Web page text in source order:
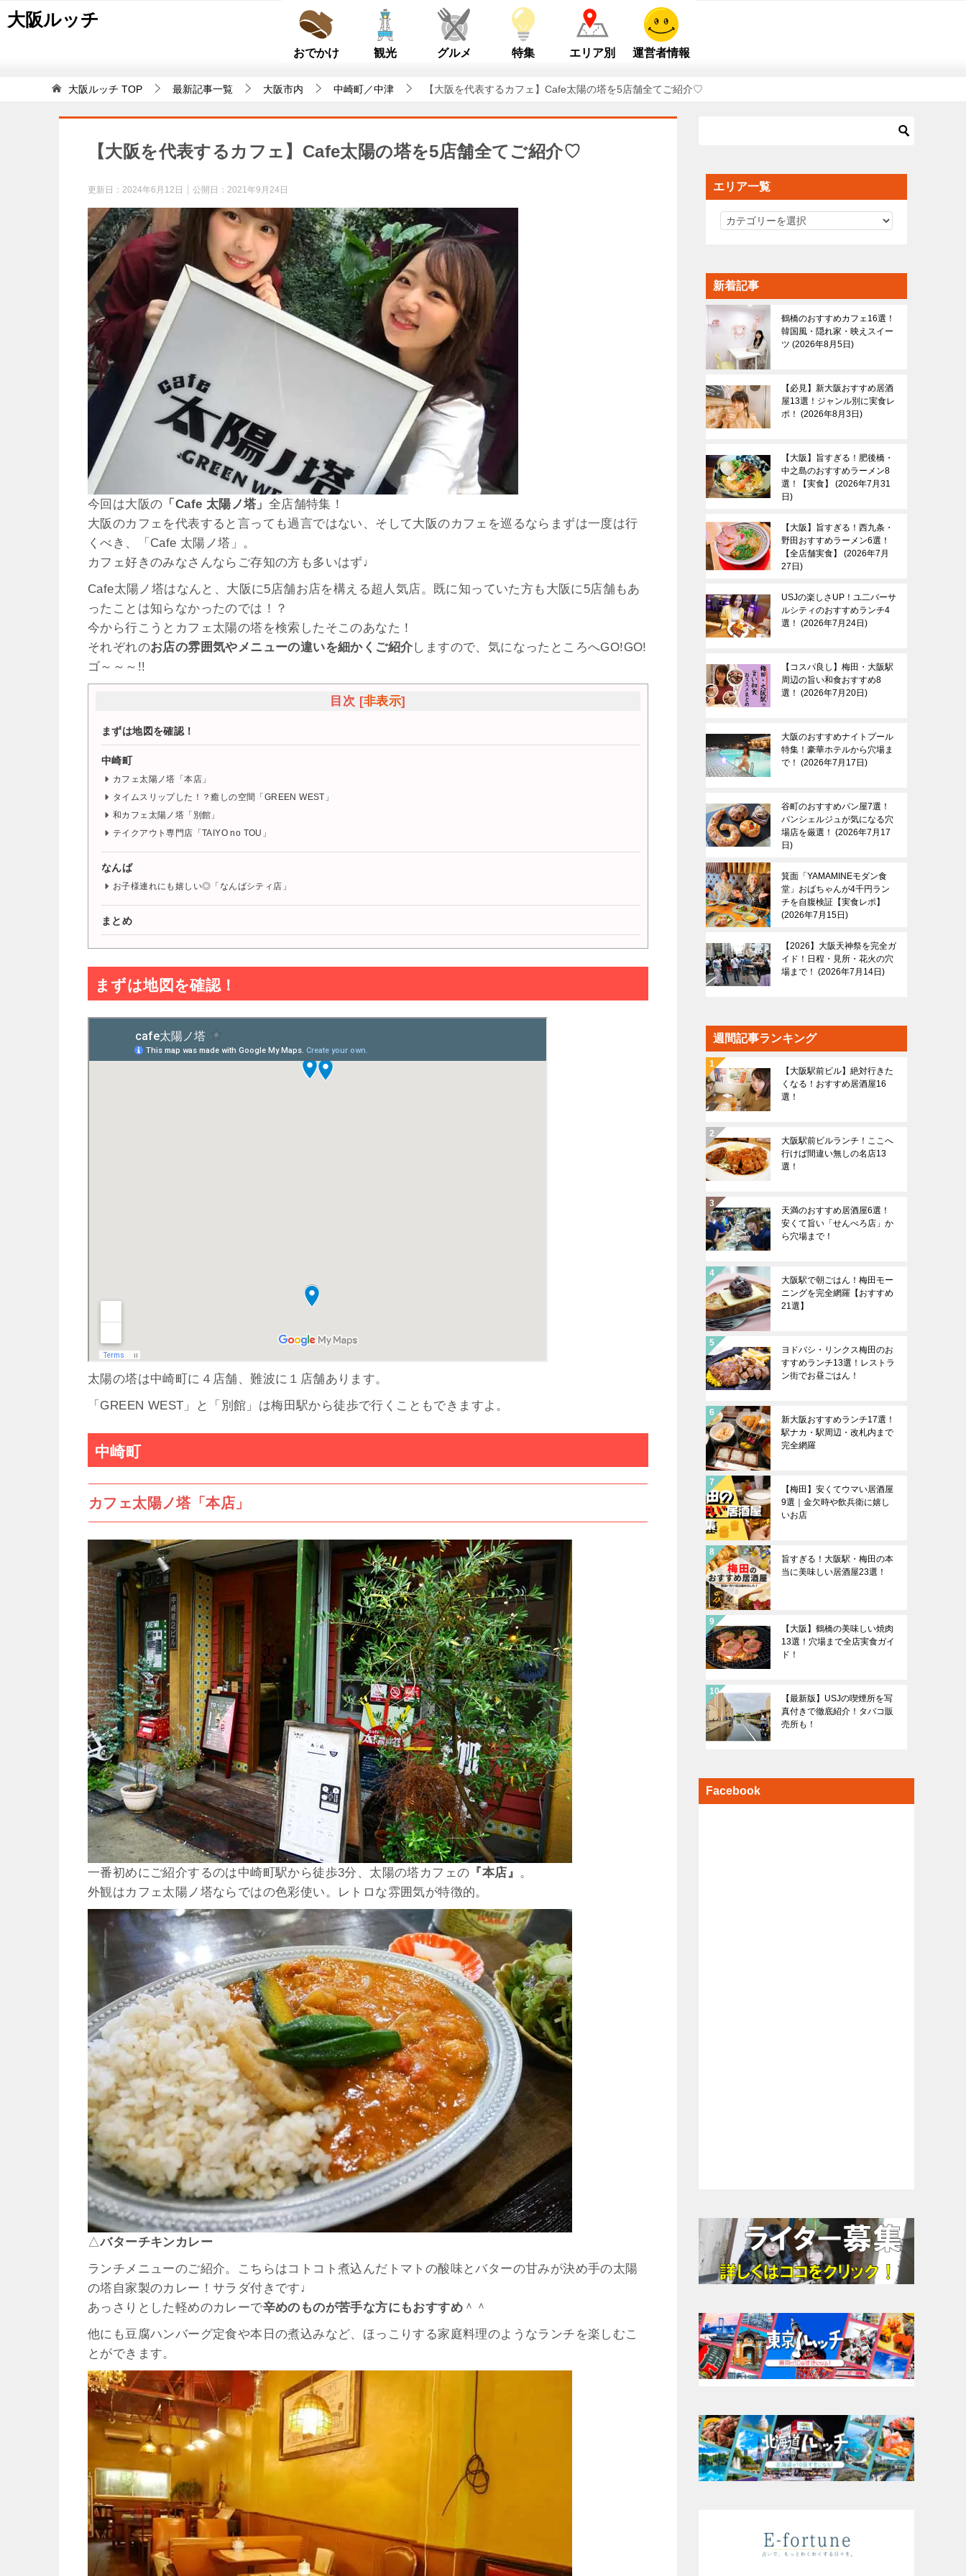
大阪ルッチ
おでかけ 観光 グルメ 特集 エリア別 運営者情報
大阪ルッチ TOP 最新記事一覧 大阪市内 中崎町／中津 【大阪を代表するカフェ】Cafe太陽の塔を5店舗全てご紹介♡
【大阪を代表するカフェ】Cafe太陽の塔を5店舗全てご紹介♡
更新日： 2024年6月12日 公開日： 2021年9月24日
今回は大阪の 「Cafe 太陽ノ塔」 全店舗特集！
大阪のカフェを代表すると言っても過言ではない、そして大阪のカフェを巡るならまずは一度は行
くべき、「Cafe 太陽ノ塔」。
カフェ好きのみなさんならご存知の方も多いはず♩
Cafe太陽ノ塔はなんと、大阪に5店舗お店を構える超人気店。既に知っていた方も大阪に5店舗もあ
ったことは知らなかったのでは！？
今から行こうとカフェ太陽の塔を検索したそこのあなた！
それぞれのお店の雰囲気やメニューの違いを細かくご紹介しますので、気になったところへGO!GO!
ゴ～～～!!
目次 [非表示]
まずは地図を確認！
中崎町
カフェ太陽ノ塔「本店」
タイムスリップした！？癒しの空間「GREEN WEST」
和カフェ太陽ノ塔「別館」
テイクアウト専門店「TAIYO no TOU」
なんば
お子様連れにも嬉しい◎「なんばシティ店」
まとめ
まずは地図を確認！
太陽の塔は中崎町に４店舗、難波に１店舗あります。
「GREEN WEST」と「別館」は梅田駅から徒歩で行くこともできますよ。
中崎町
カフェ太陽ノ塔「本店」
一番初めにご紹介するのは中崎町駅から徒歩3分、太陽の塔カフェの 『本店』 。
外観はカフェ太陽ノ塔ならではの色彩使い。レトロな雰囲気が特徴的。
△バターチキンカレー
ランチメニューのご紹介。こちらはコトコト煮込んだトマトの酸味とバターの甘みが決め手の太陽
の塔自家製のカレー！サラダ付きです♩
あっさりとした軽めのカレーで辛めのものが苦手な方にもおすすめ ＾＾
他にも豆腐ハンバーグ定食や本日の煮込みなど、ほっこりする家庭料理のようなランチを楽しむこ
とができます。
エリア一覧
エ
一
覧
新着記事
鶴橋のおすすめカフェ16選！
韓国風・隠れ家・映えスイー
ツ 2026年8月5日
【必見】新大阪おすすめ居酒
屋13選！ジャンル別に実食レ
ポ！
2026年8月3日
【大阪】旨すぎる！肥後橋・
中之島のおすすめラーメン8
選！【実食】
2026年7月31
日
【大阪】旨すぎる！西九条・
野田おすすめラーメン6選！
【全店舗実食】
2026年7月
27日
USJの楽しさUP！ユ二バーサ
ルシティのおすすめランチ4
選！
2026年7月24日
【コスパ良し】梅田・大阪駅
周辺の旨い和食おすすめ8
選！
2026年7月20日
大阪のおすすめナイトプール
特集！豪華ホテルから穴場ま
で！
2026年7月17日
谷町のおすすめパン屋7選！
パンシェルジュが気になる穴
場店を厳選！
2026年7月17
日
箕面「YAMAMINEモダン食
堂」おばちゃんが4千円ラン
チを自腹検証【実食レポ】
2026年7月15日
【2026】大阪天神祭を完全ガ
イド！日程・見所・花火の穴
場まで！
2026年7月14日
週間記事ランキング
【大阪駅前ビル】絶対行きた
くなる！おすすめ居酒屋16
選！
大阪駅前ビルランチ！ここへ
行けば間違い無しの名店13
選！
天満のおすすめ居酒屋6選！
安くて旨い「せんべろ店」か
ら穴場まで！
大阪駅で朝ごはん！梅田モー
ニングを完全網羅【おすすめ
21選】
ヨドバシ・リンクス梅田のお
すすめランチ13選！レストラ
ン街でお昼ごはん！
新大阪おすすめランチ17選！
駅ナカ・駅周辺・改札内まで
完全網羅
【梅田】安くてウマい居酒屋
9選｜金欠時や飲兵衛に嬉し
いお店
旨すぎる！大阪駅・梅田の本
当に美味しい居酒屋23選！
【大阪】鶴橋の美味しい焼肉
13選！穴場まで全店実食ガイ
ド！
【最新版】USJの喫煙所を写
真付きで徹底紹介！タバコ販
売所も！
Facebook